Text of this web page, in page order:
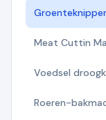
Groenteknipper
Meat Cuttin
Voedsel
Roeren-